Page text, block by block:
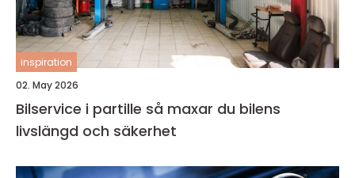
inspiration
02. May 2026
Bilservice i partille så maxar du bilens
livslängd och säkerhet